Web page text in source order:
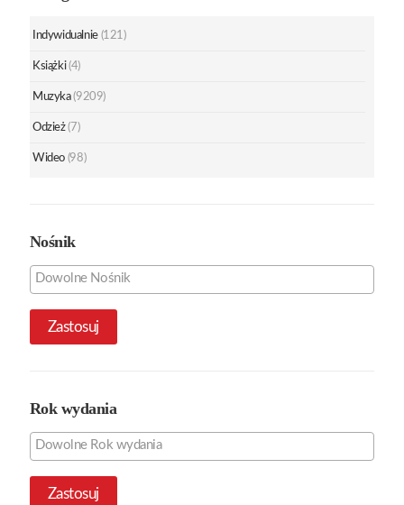
Indywidualnie (121)
Książki (4)
Muzyka (9209)
Odzież (7)
Wideo (98)
Nośnik
Zastosuj
Rok wydania
Zastosuj